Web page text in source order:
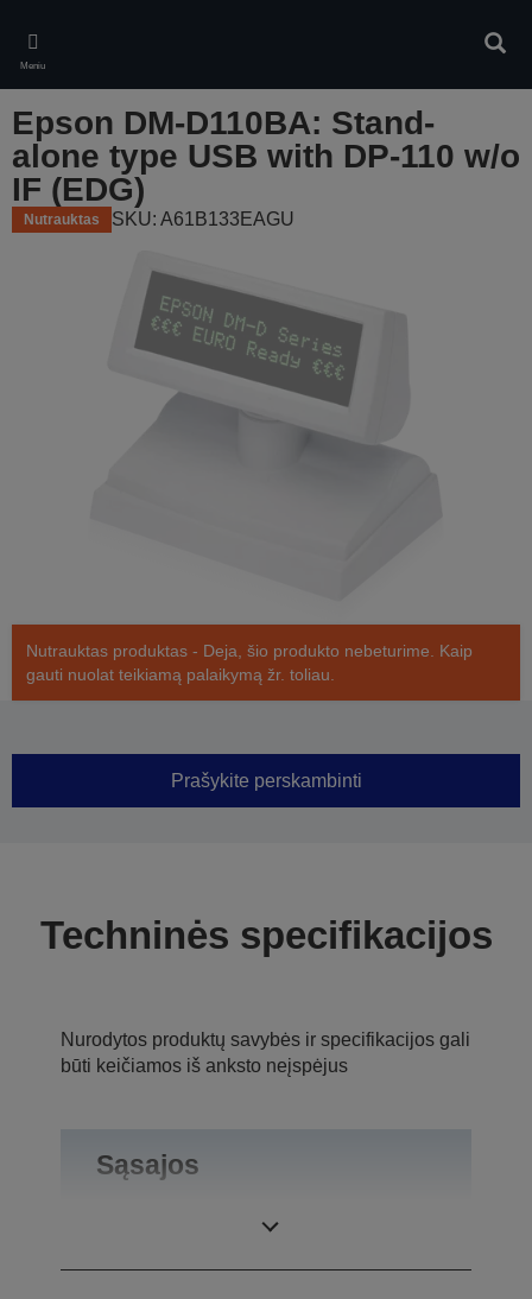
main
content
Meniu
Epson DM-D110BA: Stand-
alone type USB with DP-110 w/o
IF (EDG)
Nutrauktas SKU: A61B133EAGU
Nutrauktas produktas - Deja, šio produkto nebeturime. Kaip
gauti nuolat teikiamą palaikymą žr. toliau.
Prašykite perskambinti
Techninės specifikacijos
Nurodytos produktų savybės ir specifikacijos gali
būti keičiamos iš anksto neįspėjus
Sąsajos